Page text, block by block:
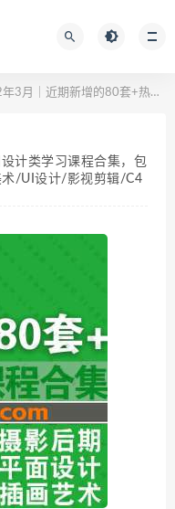
80套+热门设计类学习课程合集，包含摄影后期/商业插画/Unity/游戏美术/UI设计/影视剪辑/C4D建模/Procreate绘画……等
计类学习课程合集，包
/UI设计/影视剪辑/C4